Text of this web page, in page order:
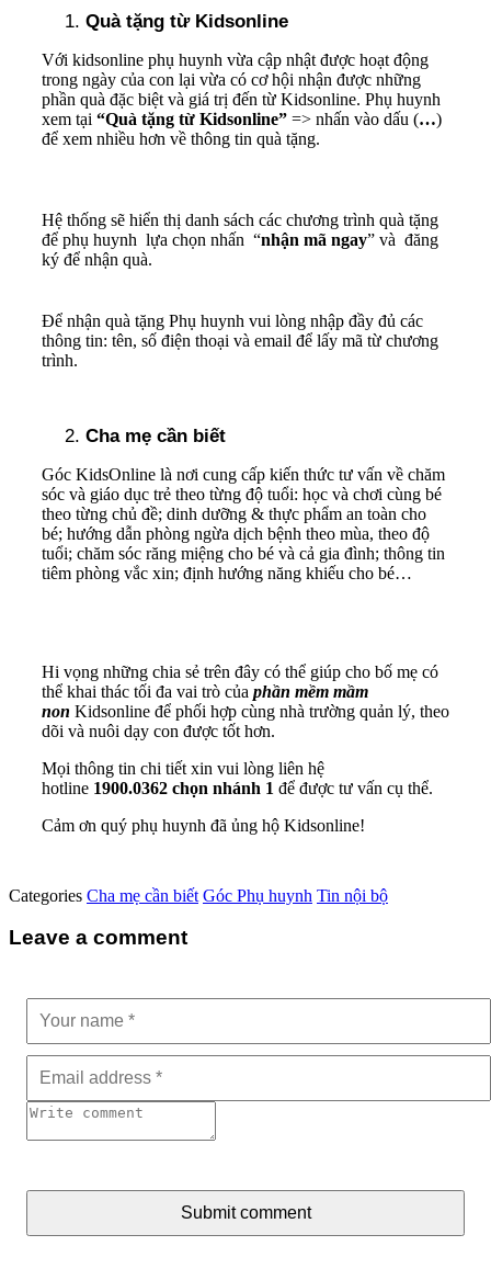
Quà tặng từ Kidsonline
Với kidsonline phụ huynh vừa cập nhật được hoạt động
trong ngày của con lại vừa có cơ hội nhận được những
phần quà đặc biệt và giá trị đến từ Kidsonline. Phụ huynh
xem tại “Quà tặng từ Kidsonline” => nhấn vào dấu (…)
để xem nhiều hơn về thông tin quà tặng.
Hệ thống sẽ hiển thị danh sách các chương trình quà tặng
để phụ huynh lựa chọn nhấn “nhận mã ngay” và đăng
ký để nhận quà.
Để nhận quà tặng Phụ huynh vui lòng nhập đầy đủ các
thông tin: tên, số điện thoại và email để lấy mã từ chương
trình.
Cha mẹ cần biết
Góc KidsOnline là nơi cung cấp kiến thức tư vấn về chăm
sóc và giáo dục trẻ theo từng độ tuổi: học và chơi cùng bé
theo từng chủ đề; dinh dưỡng & thực phẩm an toàn cho
bé; hướng dẫn phòng ngừa dịch bệnh theo mùa, theo độ
tuổi; chăm sóc răng miệng cho bé và cả gia đình; thông tin
tiêm phòng vắc xin; định hướng năng khiếu cho bé…
Hi vọng những chia sẻ trên đây có thể giúp cho bố mẹ có
thể khai thác tối đa vai trò của phần mềm mầm
non Kidsonline để phối hợp cùng nhà trường quản lý, theo
dõi và nuôi dạy con được tốt hơn.
Mọi thông tin chi tiết xin vui lòng liên hệ
hotline 1900.0362 chọn nhánh 1 để được tư vấn cụ thể.
Cảm ơn quý phụ huynh đã ủng hộ Kidsonline!
Categories Cha mẹ cần biết Góc Phụ huynh Tin nội bộ
Leave a comment
Submit comment